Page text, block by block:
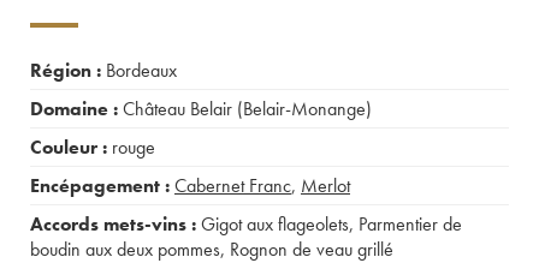
Région : Bordeaux
Domaine :Château Belair (Belair-Monange)
Couleur : rouge
Encépagement :Cabernet Franc, Merlot
Accords mets-vins :Gigot aux flageolets, Parmentier de
boudin aux deux pommes, Rognon de veau grillé